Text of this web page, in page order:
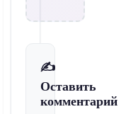
✍️
Оставить
комментарий